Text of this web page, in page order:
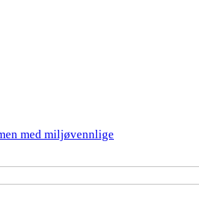
med miljøvennlige